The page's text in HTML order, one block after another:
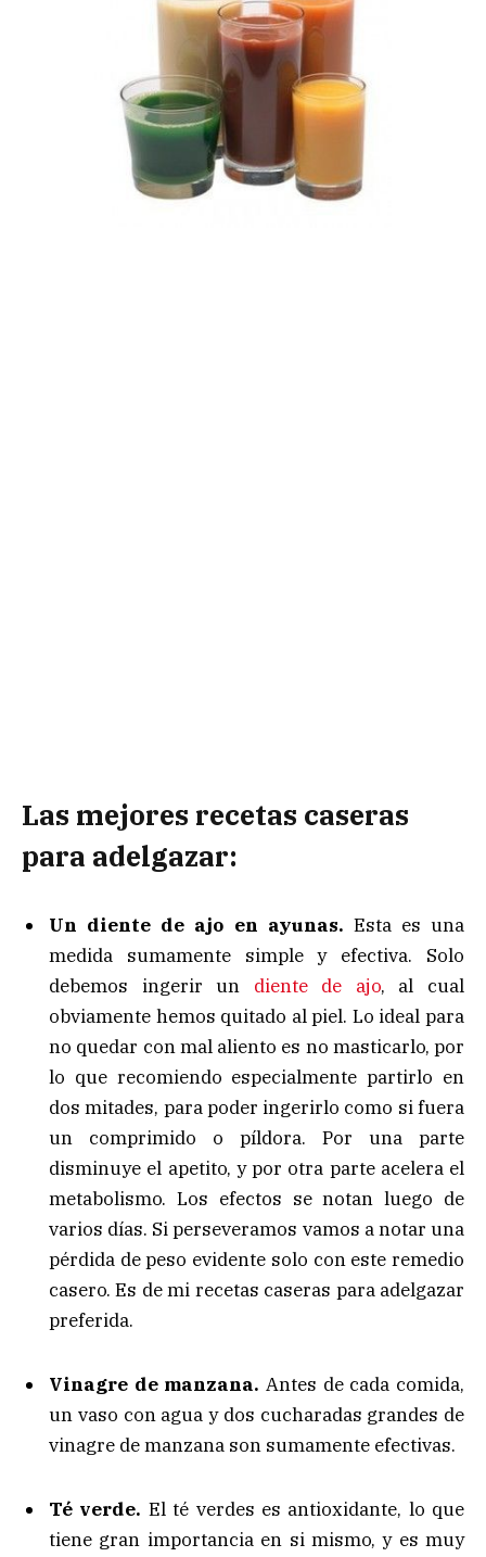
Las mejores recetas caseras
para adelgazar:
Un diente de ajo en ayunas. Esta es una
medida sumamente simple y efectiva. Solo
debemos ingerir un diente de ajo, al cual
obviamente hemos quitado al piel. Lo ideal para
no quedar con mal aliento es no masticarlo, por
lo que recomiendo especialmente partirlo en
dos mitades, para poder ingerirlo como si fuera
un comprimido o píldora. Por una parte
disminuye el apetito, y por otra parte acelera el
metabolismo. Los efectos se notan luego de
varios días. Si perseveramos vamos a notar una
pérdida de peso evidente solo con este remedio
casero. Es de mi recetas caseras para adelgazar
preferida.
Vinagre de manzana. Antes de cada comida,
un vaso con agua y dos cucharadas grandes de
vinagre de manzana son sumamente efectivas.
Té verde. El té verdes es antioxidante, lo que
tiene gran importancia en si mismo, y es muy